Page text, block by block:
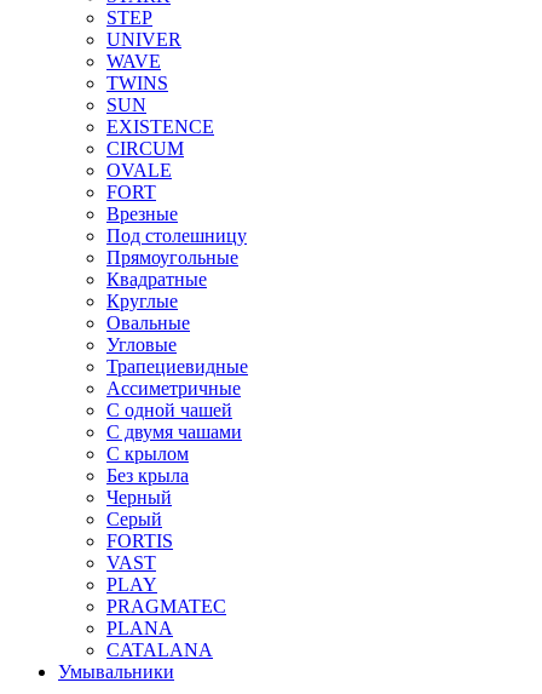
STEP
UNIVER
WAVE
TWINS
SUN
EXISTENCE
CIRCUM
OVALE
FORT
Врезные
Под столешницу
Прямоугольные
Квадратные
Круглые
Овальные
Угловые
Трапециевидные
Ассиметричные
С одной чашей
С двумя чашами
С крылом
Без крыла
Черный
Серый
FORTIS
VAST
PLAY
PRAGMATEC
PLANA
CATALANA
Умывальники